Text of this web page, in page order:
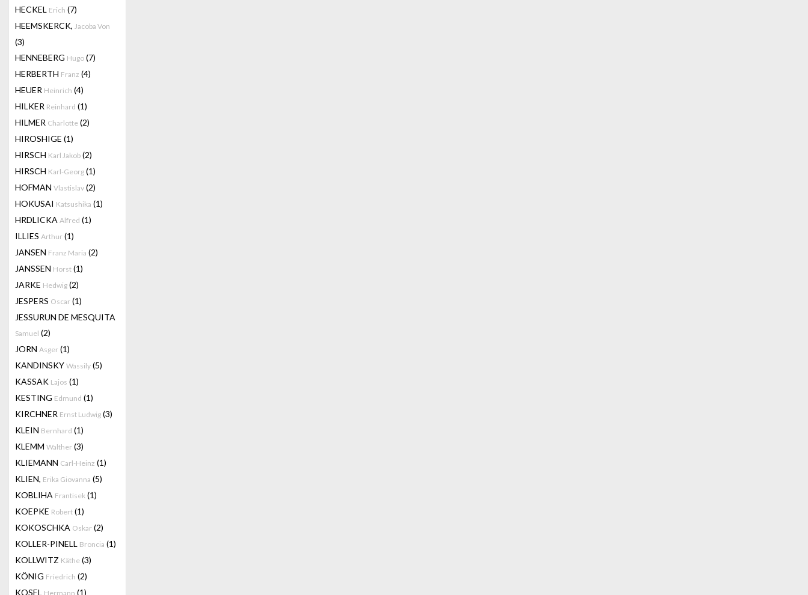
HECKEL Erich (7)
HEEMSKERCK, Jacoba Von
(3)
HENNEBERG Hugo (7)
HERBERTH Franz (4)
HEUER Heinrich (4)
HILKER Reinhard (1)
HILMER Charlotte (2)
HIROSHIGE (1)
HIRSCH Karl Jakob (2)
HIRSCH Karl-Georg (1)
HOFMAN Vlastislav (2)
HOKUSAI Katsushika (1)
HRDLICKA Alfred (1)
ILLIES Arthur (1)
JANSEN Franz Maria (2)
JANSSEN Horst (1)
JARKE Hedwig (2)
JESPERS Oscar (1)
JESSURUN DE MESQUITA
Samuel (2)
JORN Asger (1)
KANDINSKY Wassily (5)
KASSAK Lajos (1)
KESTING Edmund (1)
KIRCHNER Ernst Ludwig (3)
KLEIN Bernhard (1)
KLEMM Walther (3)
KLIEMANN Carl-Heinz (1)
KLIEN, Erika Giovanna (5)
KOBLIHA Frantisek (1)
KOEPKE Robert (1)
KOKOSCHKA Oskar (2)
KOLLER-PINELL Broncia (1)
KOLLWITZ Käthe (3)
KÖNIG Friedrich (2)
KOSEL Hermann (1)